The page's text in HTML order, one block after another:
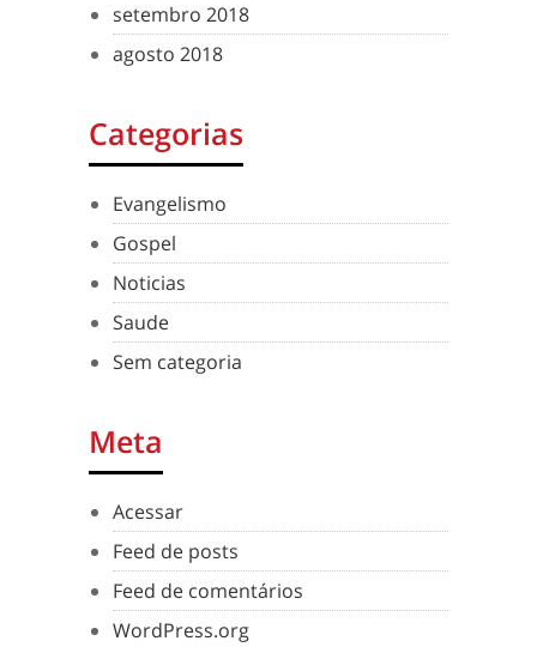
setembro 2018
agosto 2018
Categorias
Evangelismo
Gospel
Noticias
Saude
Sem categoria
Meta
Acessar
Feed de posts
Feed de comentários
WordPress.org